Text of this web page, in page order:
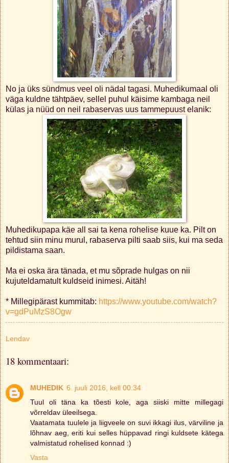
No ja üks sündmus veel oli nädal tagasi. Muhedikumaal oli
väga kuldne tähtpäev, sellel puhul käisime kambaga neil
külas ja nüüd on neil rabaservas uus tammepuust elanik:
Muhedikupapa käe all sai ta kena rohelise kuue ka. Pilt on
tehtud siin minu murul, rabaserva pilti saab siis, kui ma seda
pildistama saan.
Ma ei oska ära tänada, et mu sõprade hulgas on nii
kujuteldamatult kuldseid inimesi. Aitäh!
* Millegipärast kummitab: https://www.youtube.com/watch?
v=gdPuMzS8Ogw
Lendav
18 kommentaari:
MUHEDIK 6. juuli 2016, kell 00:34
Tuul oli täna ka tõesti kole, aga siiski mitte millegagi
võrreldav üleeilsega.
Vaatamata tuulele ja liigveele on suvi ikkagi ilus, värviline ja
lõhnav aeg, eriti kui selles hüppavad ringi kuldsete kätega
valmistatud rohelised konnad :)
Vasta